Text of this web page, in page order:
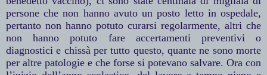
persone che non hanno avuto un posto letto in ospedale,
pertanto non hanno potuto curarsi regolarmente, altri che
non hanno potuto fare accertamenti preventivi o
diagnostici e chissà per tutto questo, quante ne sono morte
per altre patologie e che forse si potevano salvare. Ora con